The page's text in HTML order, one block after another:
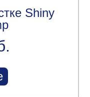
Shiny